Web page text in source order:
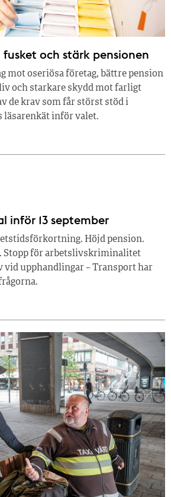
och stärk pensionen
mot oseriösa företag, bättre pension
och starkare skydd mot farligt
de krav som får störst stöd i
läsar­enkät inför valet.
inför 13 september
Höjd pension.
Stopp för arbetslivskriminalitet
vid upphandlingar – Transport har